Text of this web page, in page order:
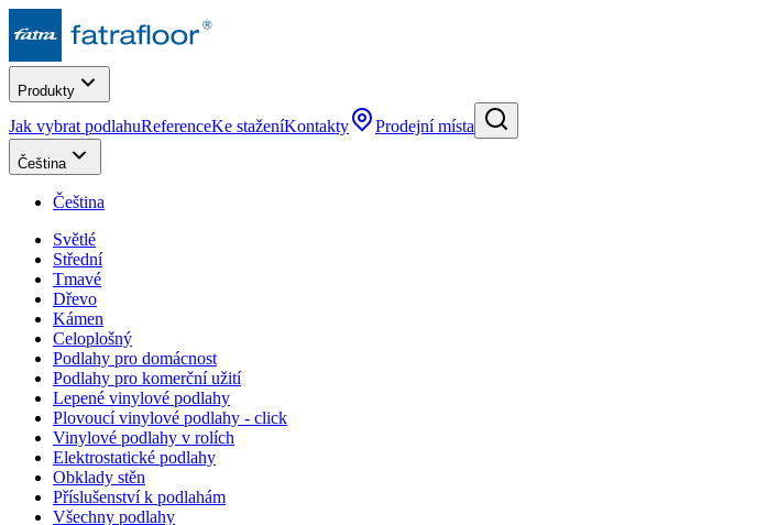
Produkty
Jak vybrat podlahuReferenceKe staženíKontakty Prodejní místa
Čeština
Čeština
Světlé
Střední
Tmavé
Dřevo
Kámen
Celoplošný
Podlahy pro domácnost
Podlahy pro komerční užití
Lepené vinylové podlahy
Plovoucí vinylové podlahy - click
Vinylové podlahy v rolích
Elektrostatické podlahy
Obklady stěn
Příslušenství k podlahám
Všechny podlahy